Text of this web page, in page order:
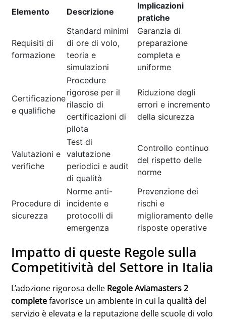
Elemento Descrizione
Implicazioni
pratiche
Requisiti di
formazione
Standard minimi
di ore di volo,
teoria e
simulazioni
Garanzia di
preparazione
completa e
uniforme
Certificazione
e qualifiche
Procedure
rigorose per il
rilascio di
certificazioni di
pilota
Riduzione degli
errori e incremento
della sicurezza
Valutazioni e
verifiche
Test di
valutazione
periodici e audit
di qualità
Controllo continuo
del rispetto delle
norme
Procedure di
sicurezza
Norme anti-
incidente e
protocolli di
emergenza
Prevenzione dei
rischi e
miglioramento delle
risposte operative
Impatto di queste Regole sulla
Competitività del Settore in Italia
L’adozione rigorosa delle Regole Aviamasters 2
completefavorisce un ambiente in cui la qualità del
servizio è elevata e la reputazione delle scuole di volo